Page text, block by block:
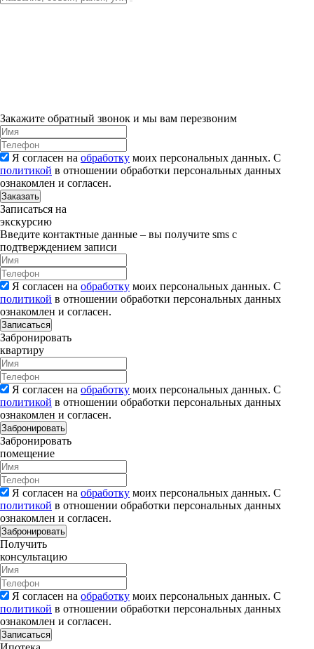
Закажите обратный звонок и мы вам перезвоним
Я согласен на обработку моих персональных данных. С
политикой в отношении обработки персональных данных
ознакомлен и согласен.
Заказать
Записаться на
экскурсию
Введите контактные данные – вы получите sms с
подтверждением записи
Я согласен на обработку моих персональных данных. С
политикой в отношении обработки персональных данных
ознакомлен и согласен.
Записаться
Забронировать
квартиру
Я согласен на обработку моих персональных данных. С
политикой в отношении обработки персональных данных
ознакомлен и согласен.
Забронировать
Забронировать
помещение
Я согласен на обработку моих персональных данных. С
политикой в отношении обработки персональных данных
ознакомлен и согласен.
Забронировать
Получить
консультацию
Я согласен на обработку моих персональных данных. С
политикой в отношении обработки персональных данных
ознакомлен и согласен.
Записаться